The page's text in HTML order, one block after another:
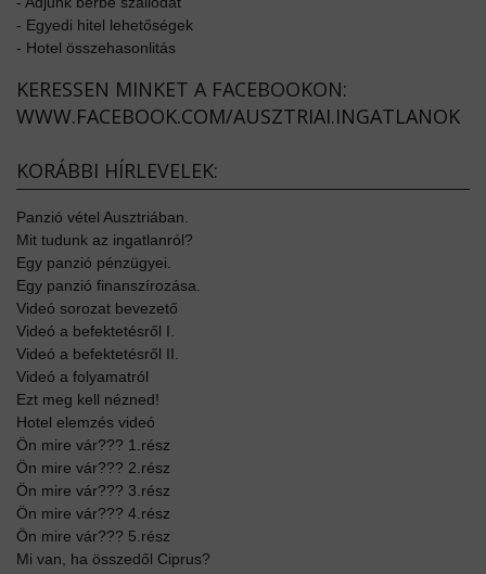
- Egyedi hitel lehetőségek
- Hotel összehasonlitás
KERESSEN MINKET A FACEBOOKON:
WWW.FACEBOOK.COM/AUSZTRIAI.INGATLANOK
KORÁBBI HÍRLEVELEK:
Panzió vétel Ausztriában.
Mit tudunk az ingatlanról?
Egy panzió pénzügyei.
Egy panzió finanszírozása.
Videó sorozat bevezető
Videó a befektetésről I.
Videó a befektetésről II.
Videó a folyamatról
Ezt meg kell nézned!
Hotel elemzés videó
Ön mire vár??? 1.rész
Ön mire vár??? 2.rész
Ön mire vár??? 3.rész
Ön mire vár??? 4.rész
Ön mire vár??? 5.rész
Mi van, ha összedől Ciprus?